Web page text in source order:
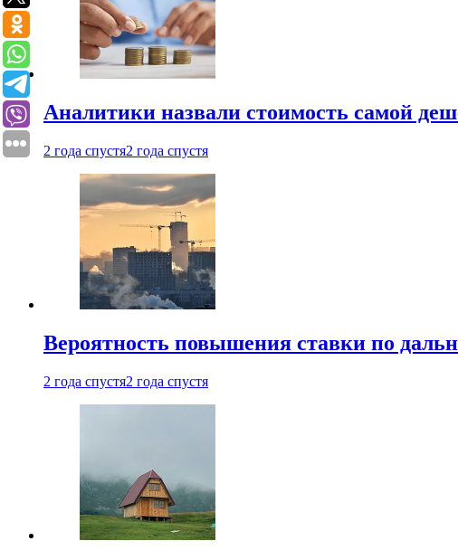
Аналитики назвали стоимость самой
2 года спустя2 года спустя
Вероятность повышения ставки по
2 года спустя2 года спустя